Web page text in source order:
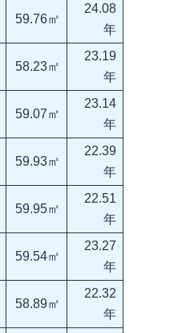
59.76㎡
24.08
年
58.23㎡
23.19
年
59.07㎡
23.14
年
59.93㎡
22.39
年
59.95㎡
22.51
年
59.54㎡
23.27
年
58.89㎡
22.32
年